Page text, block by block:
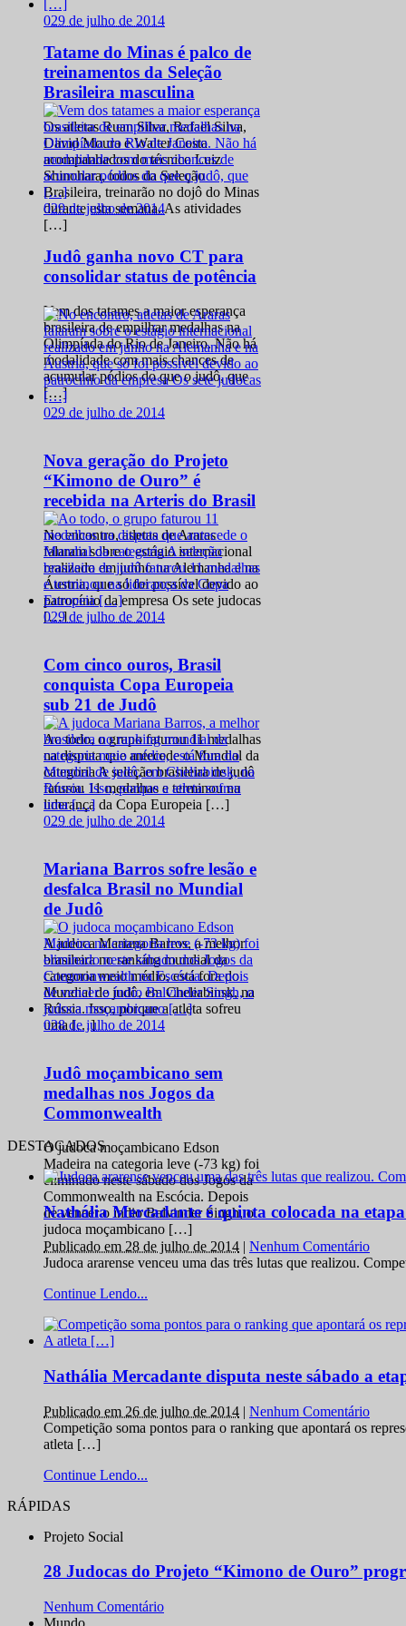
029 de julho de 2014
Tatame do Minas é palco de
treinamentos da Seleção
Brasileira masculina
Os atletas Ruan Silva, Rafael Silva,
David Moura e Walter Costa
acompanhados do técnico Luiz
Shinohara, todos da Seleção
Brasileira, treinarão no dojô do Minas
durante esta semana. As atividades
[…]
029 de julho de 2014
Judô ganha novo CT para
consolidar status de potência
Vem dos tatames a maior esperança
brasileira de empilhar medalhas na
Olimpíada do Rio de Janeiro. Não há
modalidade com mais chances de
acumular pódios do que o judô, que
[…]
029 de julho de 2014
Nova geração do Projeto
“Kimono de Ouro” é
recebida na Arteris do Brasil
No encontro, atletas de Araras
falaram sobre o estágio internacional
realizado em junho na Alemanha e na
Áustria, que só foi possível devido ao
patrocínio da empresa Os sete judocas
[…]
029 de julho de 2014
Com cinco ouros, Brasil
conquista Copa Europeia
sub 21 de Judô
Ao todo, o grupo faturou 11 medalhas
na disputa que antecede o Mundial da
categoria A seleção brasileira de judô
faturou 11 medalhas e terminou na
liderança da Copa Europeia […]
029 de julho de 2014
Mariana Barros sofre lesão e
desfalca Brasil no Mundial
de Judô
A judoca Mariana Barros, a melhor
brasileira no ranking mundial da
categoria meio médio, está fora do
Mundial de judô, em Cheliabinsk, na
Rússia. Isso, porque a atleta sofreu
uma […]
028 de julho de 2014
Judô moçambicano sem
medalhas nos Jogos da
Commonwealth
O judoca moçambicano Edson
Madeira na categoria leve (-73 kg) foi
eliminado neste sábado dos Jogos da
Commonwealth na Escócia. Depois
de vencer o índio Balvinder Singh, o
judoca moçambicano […]
DESTACADOS
Nathália Mercadante é quinta colocada na
Publicado em 28 de julho de 2014 | Nenhum Comentário
Judoca ararense venceu uma das três lutas que realizou.
Continue Lendo...
Nathália Mercadante disputa neste sábado a
Publicado em 26 de julho de 2014 | Nenhum Comentário
Competição soma pontos para o ranking que apontará os
atleta […]
Continue Lendo...
RÁPIDAS
Projeto Social
28 Judocas do Projeto “Kimono de Ouro”
Nenhum Comentário
Mundo